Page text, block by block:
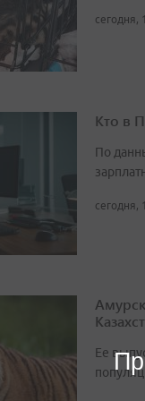
сегодня,
Кто в
По
сегодня,
Ее